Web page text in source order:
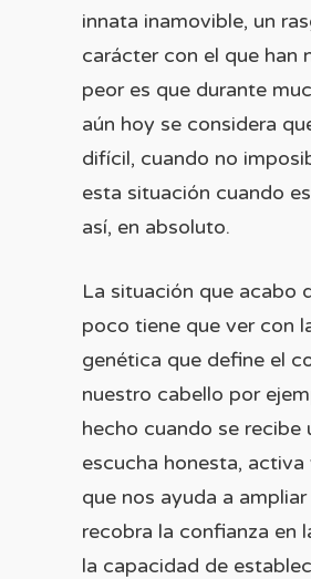
innata inamovible, un
carácter con el que han
peor es que durante
aún hoy se considera
difícil, cuando no
esta situación cuando
así, en absoluto.
La situación que acabo
poco tiene que ver con
genética que define el
nuestro cabello por
hecho cuando se recibe
escucha honesta,
que nos ayuda a
recobra la confianza en
la capacidad de